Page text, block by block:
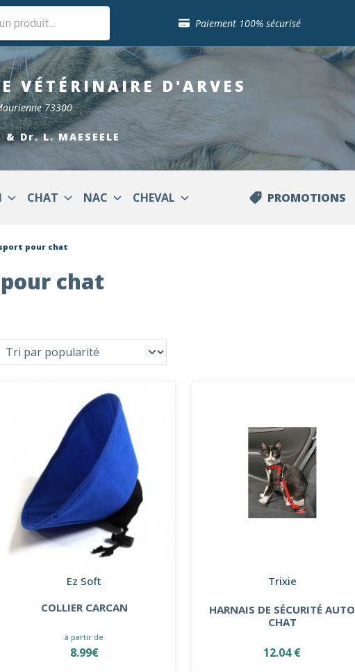
Paiement 100% sécurisé
Retour gratuit en clinique
Sélection de croquettes vétérinaire
Paiement 100% sécurisé
Livraison gratuite en clinique vétérinaire
Retour gratuit en clinique
Sélection de croquettes vétérinaire
VÉTÉRINAIRED'ARVES
73300
Dr. L. MAESEELE
CHAT NAC CHEVAL PROMOTIONS
pour chat
chat
Ez Soft
COLLIER CARCAN
à partir de
8.99€
Trixie
HARNAIS DE SÉCURITÉ AUTO
CHAT
12.04 €